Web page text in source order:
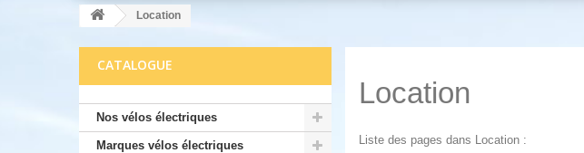
Location
CATALOGUE
Nos vélos électriques
Marques vélos électriques
Location
Liste des pages dans Location :